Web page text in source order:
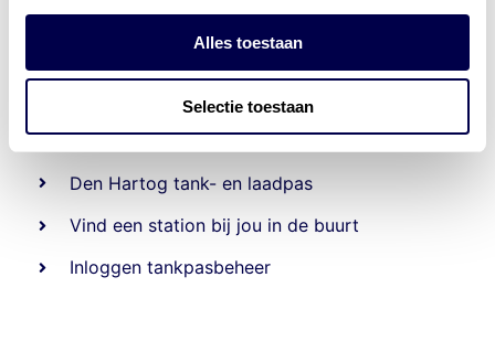
Alles toestaan
Selectie toestaan
tankstationsen duizenden
Den Hartog tank- en laadpas
Vind een station bij jou in de buurt
Inloggen tankpasbeheer